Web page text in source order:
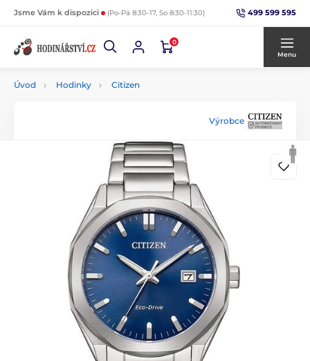
Jsme Vám k dispozici (Po-Pá 8:30-17, So 8:30-11:30) 499 599 595
0
Menu
Úvod Hodinky Citizen
Výrobce